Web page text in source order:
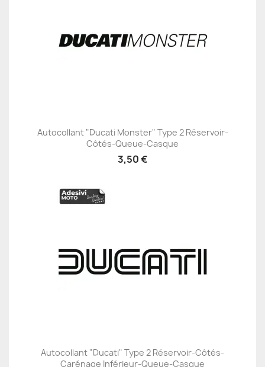
Autocollant "Ducati Monster" Type 2 Réservoir-
Côtés-Queue-Casque
3,50 €
Autocollant "Ducati" Type 2 Réservoir-Côtés-
Carénage Inférieur-Queue-Casque